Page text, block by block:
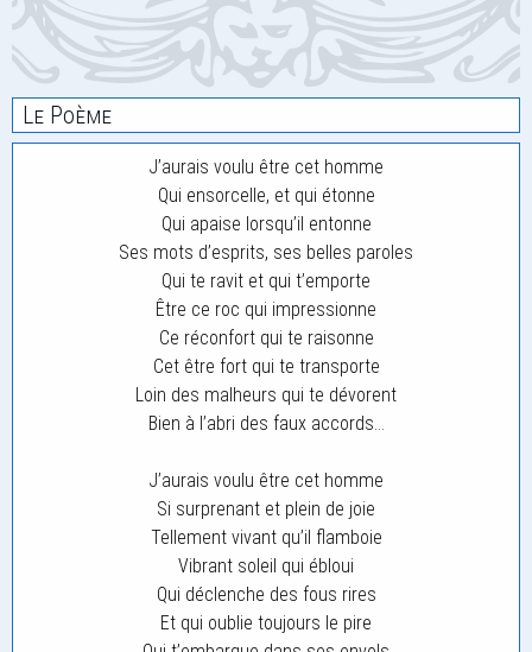
Le Poème
J’aurais voulu être cet homme
Qui ensorcelle, et qui étonne
Qui apaise lorsqu’il entonne
Ses mots d’esprits, ses belles paroles
Qui te ravit et qui t’emporte
Être ce roc qui impressionne
Ce réconfort qui te raisonne
Cet être fort qui te transporte
Loin des malheurs qui te dévorent
Bien à l’abri des faux accords…
J’aurais voulu être cet homme
Si surprenant et plein de joie
Tellement vivant qu’il flamboie
Vibrant soleil qui ébloui
Qui déclenche des fous rires
Et qui oublie toujours le pire